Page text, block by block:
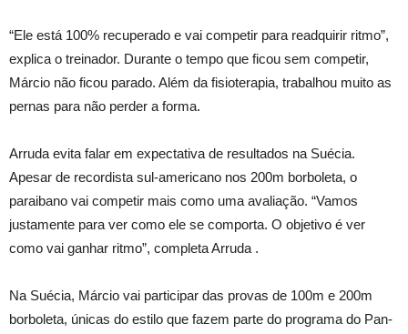
“Ele está 100% recuperado e vai competir para readquirir ritmo”,
explica o treinador. Durante o tempo que ficou sem competir,
Márcio não ficou parado. Além da fisioterapia, trabalhou muito as
pernas para não perder a forma.
Arruda evita falar em expectativa de resultados na Suécia.
Apesar de recordista sul-americano nos 200m borboleta, o
paraibano vai competir mais como uma avaliação. “Vamos
justamente para ver como ele se comporta. O objetivo é ver
como vai ganhar ritmo”, completa Arruda .
Na Suécia, Márcio vai participar das provas de 100m e 200m
borboleta, únicas do estilo que fazem parte do programa do Pan-